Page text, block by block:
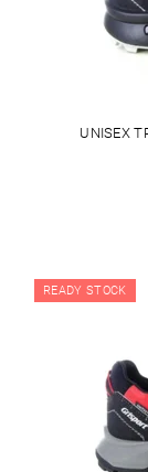
UNISEX
READY STOCK